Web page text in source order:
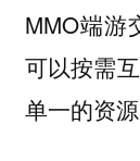
MMO端游
可以按需
单一的资源